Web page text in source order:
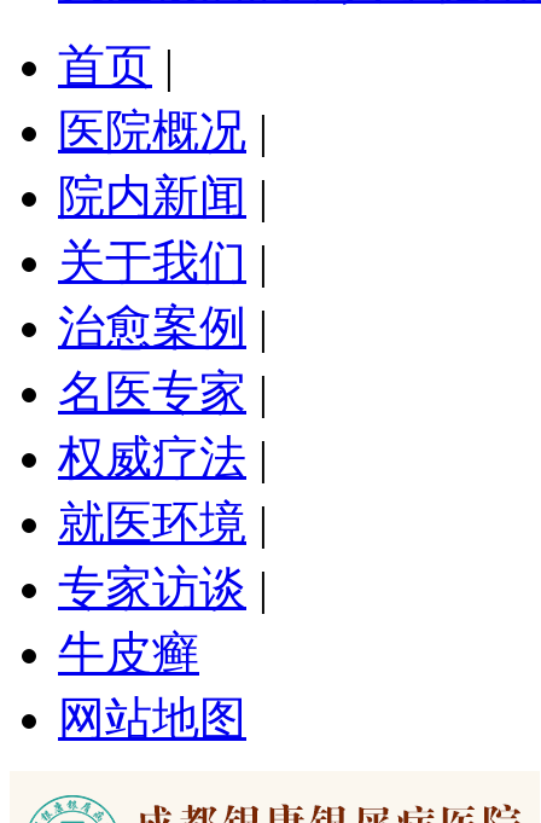
首页 |
医院概况 |
院内新闻 |
关于我们 |
治愈案例 |
名医专家 |
权威疗法 |
就医环境 |
专家访谈 |
牛皮癣
网站地图